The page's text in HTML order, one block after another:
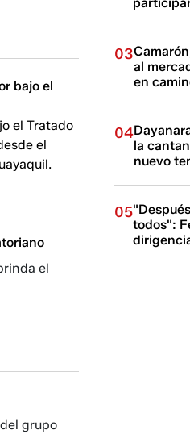
bajo el
el Tratado
el
el
grupo
03
al
en
04
la
nuevo
05
todos":